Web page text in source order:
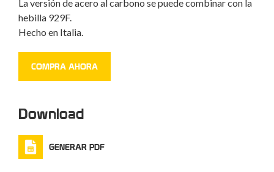
La versión de acero al carbono se puede combinar con la
hebilla 929F.
Hecho en Italia.
COMPRA AHORA
Download
GENERAR PDF